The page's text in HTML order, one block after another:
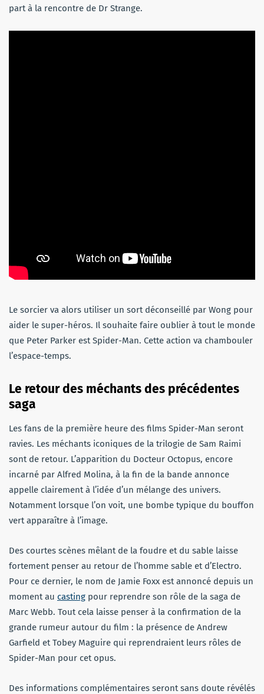
part à la rencontre de Dr Strange.
Le sorcier va alors utiliser un sort déconseillé par Wong pour
aider le super-héros. Il souhaite faire oublier à tout le monde
que Peter Parker est Spider-Man. Cette action va chambouler
l’espace-temps.
Le retour des méchants des précédentes
saga
Les fans de la première heure des films Spider-Man seront
ravies. Les méchants iconiques de la trilogie de Sam Raimi
sont de retour. L’apparition du Docteur Octopus, encore
incarné par Alfred Molina, à la fin de la bande annonce
appelle clairement à l’idée d’un mélange des univers.
Notamment lorsque l’on voit, une bombe typique du bouffon
vert apparaître à l’image.
Des courtes scènes mêlant de la foudre et du sable laisse
fortement penser au retour de l’homme sable et d’Electro.
Pour ce dernier, le nom de Jamie Foxx est annoncé depuis un
moment au casting pour reprendre son rôle de la saga de
Marc Webb. Tout cela laisse penser à la confirmation de la
grande rumeur autour du film : la présence de Andrew
Garfield et Tobey Maguire qui reprendraient leurs rôles de
Spider-Man pour cet opus.
Des informations complémentaires seront sans doute révélés